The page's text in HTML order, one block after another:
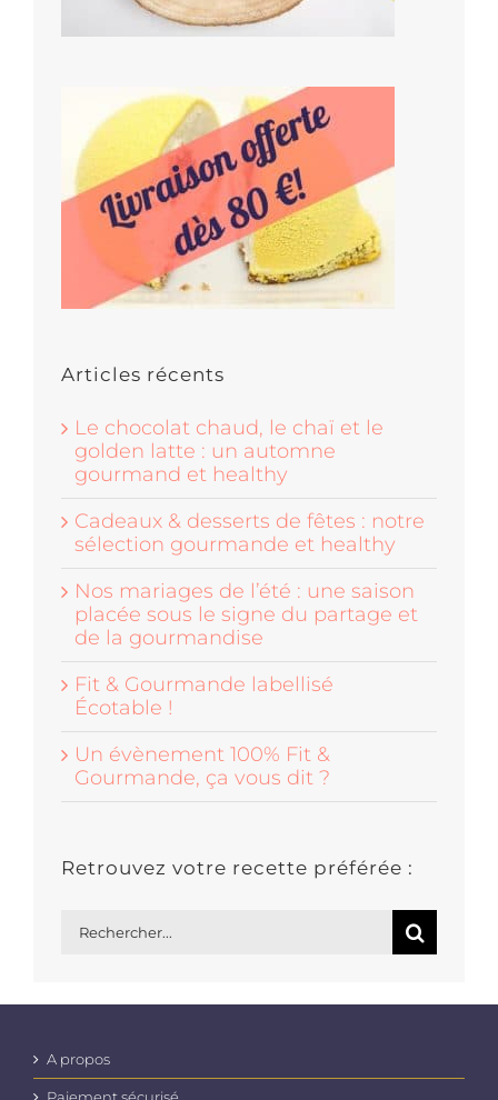
Articles récents
Le chocolat chaud, le chaï et le
golden latte : un automne
gourmand et healthy
Cadeaux & desserts de fêtes : notre
sélection gourmande et healthy
Nos mariages de l’été : une saison
placée sous le signe du partage et
de la gourmandise
Fit & Gourmande labellisé
Écotable !
Un évènement 100% Fit &
Gourmande, ça vous dit ?
Retrouvez votre recette préférée :
A propos
Paiement sécurisé